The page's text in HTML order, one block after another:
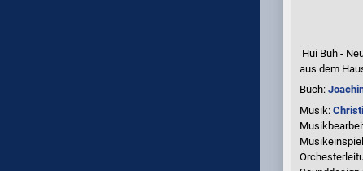
Hui Buh -
aus dem
Buch:
Musik: